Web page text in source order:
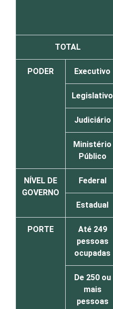
TOTAL
PODER Executivo
Legislativo
Judiciário
Ministério
Público
NÍVEL DE
GOVERNO
Federal
Estadual
PORTE
Até 249
pessoas
ocupadas
De 250 ou
mais
pessoas